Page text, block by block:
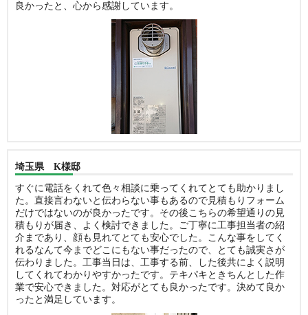
良かったと、心から感謝しています。
埼玉県 K様邸
すぐに電話をくれて色々相談に乗ってくれてとても助かりまし
た。直接言わないと伝わらない事もあるので見積もりフォーム
だけではないのが良かったです。その後こちらの希望通りの見
積もりが届き、よく検討できました。ご丁寧に工事担当者の紹
介まであり、顔も見れてとても安心でした。こんな事をしてく
れるなんて今までどこにもない事だったので、とても誠実さが
伝わりました。工事当日は、工事する前、した後共によく説明
してくれてわかりやすかったです。テキパキときちんとした作
業で安心できました。対応がとても良かったです。決めて良か
ったと満足しています。